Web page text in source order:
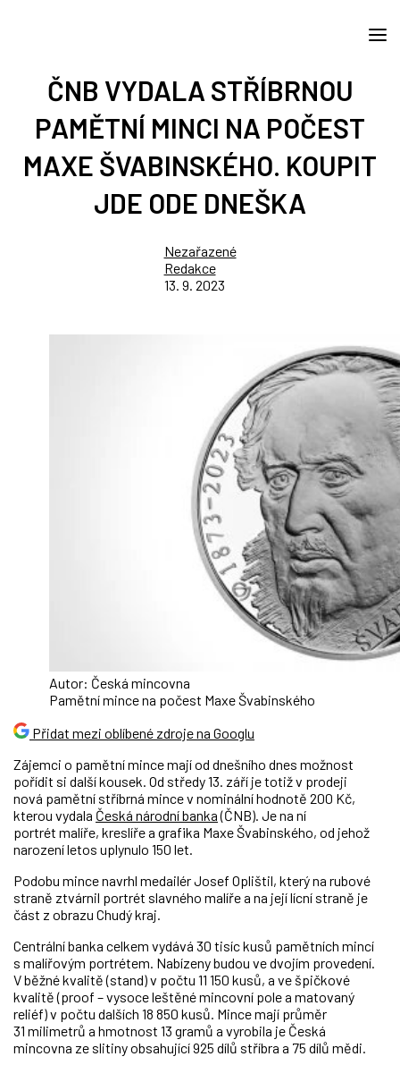
ČNB VYDALA STŘÍBRNOU
PAMĚTNÍ MINCI NA POČEST
MAXE ŠVABINSKÉHO. KOUPIT
JDE ODE DNEŠKA
Nezařazené
Redakce
13. 9. 2023
Autor: Česká mincovna
Pamětní mince na počest Maxe Švabinského
Přidat mezi oblíbené zdroje na Googlu
Zájemci o pamětní mince mají od dnešního dnes možnost
pořídit si další kousek. Od středy 13. září je totiž v prodeji
nová pamětní stříbrná mince v nominální hodnotě 200 Kč,
kterou vydala Česká národní banka(ČNB). Je na ní
portrét malíře, kreslíře a grafika Maxe Švabinského, od jehož
narození letos uplynulo 150 let.
Podobu mince navrhl medailér Josef Oplištil, který na rubové
straně ztvárnil portrét slavného malíře a na její lícní straně je
část z obrazu Chudý kraj.
Centrální banka celkem vydává 30 tisíc kusů pamětních mincí
s malířovým portrétem. Nabízeny budou ve dvojím provedení.
V běžné kvalitě (stand) v počtu 11 150 kusů, a ve špičkové
kvalitě (proof – vysoce leštěné mincovní pole a matovaný
reliéf) v počtu dalších 18 850 kusů. Mince mají průměr
31 milimetrů a hmotnost 13 gramů a vyrobila je Česká
mincovna ze slitiny obsahující 925 dílů stříbra a 75 dílů mědi.